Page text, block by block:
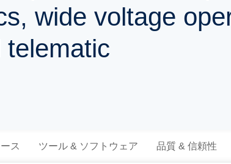
wide voltage
telematic
ス ツール & ソフトウェア 品質 & 信頼性